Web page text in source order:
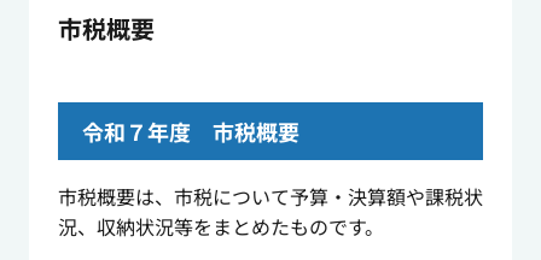
市税概要
令和７年度 市税概要
市税概要は、市税について予算・決算額や課税状
況、収納状況等をまとめたものです。